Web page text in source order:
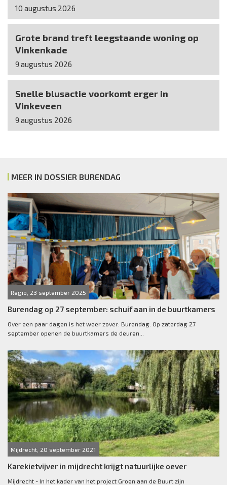
10 augustus 2026
Grote brand treft leegstaande woning op
Vinkenkade
9 augustus 2026
Snelle blusactie voorkomt erger in
Vinkeveen
9 augustus 2026
MEER IN DOSSIER BURENDAG
Regio, 23 september 2025
Burendag op 27 september: schuif aan in de buurtkamers
Over een paar dagen is het weer zover: Burendag. Op zaterdag 27
september openen de buurtkamers de deuren...
Mijdrecht, 20 september 2021
Karekietvijver in mijdrecht krijgt natuurlijke oever
Mijdrecht - In het kader van het project Groen aan de Buurt zijn